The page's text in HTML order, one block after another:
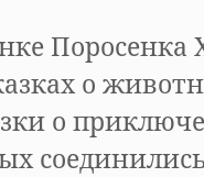
Поросенка
о
о